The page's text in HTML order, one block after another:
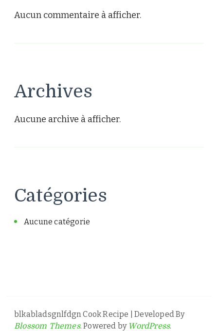
Aucun commentaire à afficher.
Archives
Aucune archive à afficher.
Catégories
Aucune catégorie
blkabladsgnlfdgn Cook Recipe | Developed By
Blossom Themes. Powered by WordPress.